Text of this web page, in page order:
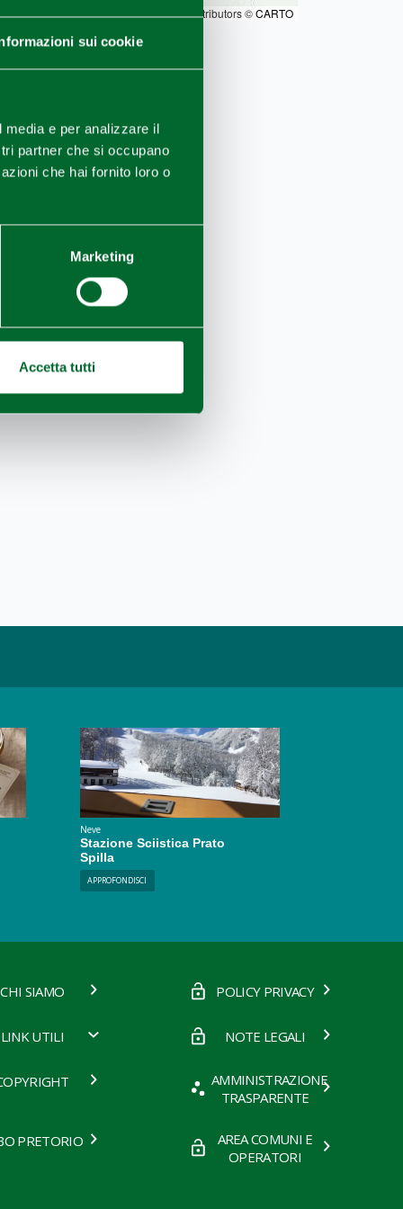
sui cookie
e per analizzare il
partner che si occupano
che hai fornito loro o
Marketing
Accetta tutti
Leaflet|©OpenStreetMapcontributors ©CARTO
Neve
Stazione Sciistica Prato
Spilla
APPROFONDISCI
CHI SIAMO POLICY PRIVACY
LINK UTILI NOTE LEGALI
AMMINISTRAZIONE
TRASPARENTE
PRETORIO
AREA COMUNI E
OPERATORI